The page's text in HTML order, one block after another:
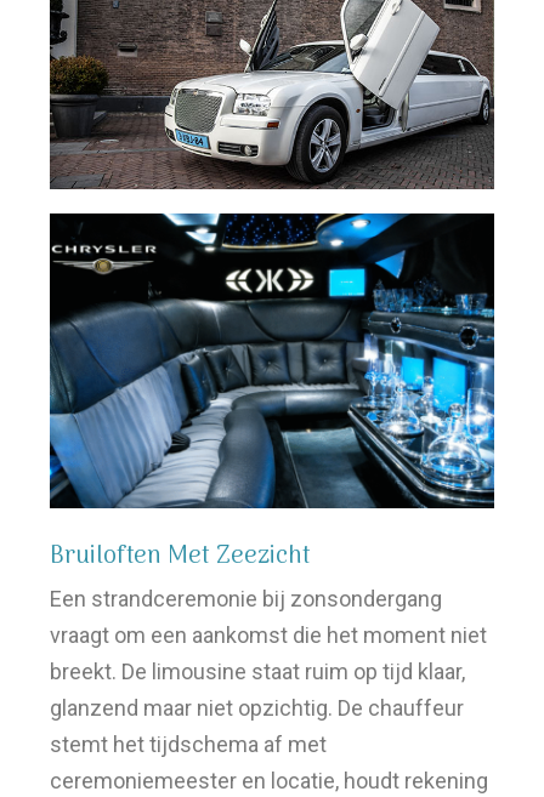
Bruiloften Met Zeezicht
Een strandceremonie bij zonsondergang
vraagt om een aankomst die het moment niet
breekt. De limousine staat ruim op tijd klaar,
glanzend maar niet opzichtig. De chauffeur
stemt het tijdschema af met
ceremoniemeester en locatie, houdt rekening